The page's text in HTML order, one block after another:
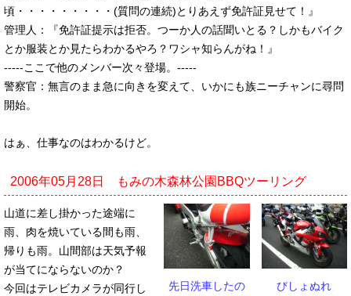
頃・・・・・・・・・(質問の連続)とりあえず免許証見せて！』
管理人：『免許証提示は拒否。つーか人の話聞いとる？しかもバイク
とか服装とか見たらわかるやろ？ワシャ知らんがね！』
-----ここで他のメンバー次々登場。-----
警察官：無言のまま急に向きを変えて、いかにも族ニーチャンに尋問
開始。
はぁ、仕事なのはわかるけど。
2006年05月28日 もみの木森林公園BBQツーリング
びしょぬれ
先日洗車したの
山道に差し掛かった途端に
雨、肉を焼いている間も雨、
帰りも雨。山間部は天気予報
が当てにならないのか？
今回はテレビカメラが同行し